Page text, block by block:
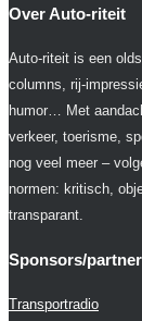
Over Auto-riteit
Auto-riteit is een
columns, rij-
humor… Met
verkeer, toerisme,
nog veel meer –
normen: kritisch,
transparant.
Sponsors/
Transportradio